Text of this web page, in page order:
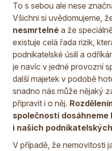
To s sebou ale nese
Všichni si uvědomujeme,
nesmrtelné a že
existuje celá řada rizik,
podnikatelské úsilí a
je navíc v jedné provozní
další majetek v podobě
snadno nás může nějaký
připravit i o něj.
společností
i našich
V případě, že nemovitosti